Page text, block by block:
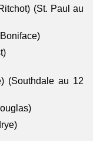
(St. Paul au
(Southdale au 12